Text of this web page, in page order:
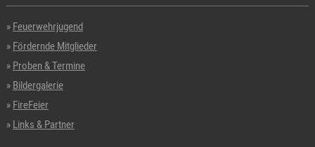
Feuerwehrjugend
Fördernde Mitglieder
Proben & Termine
Bildergalerie
FireFeier
Links & Partner